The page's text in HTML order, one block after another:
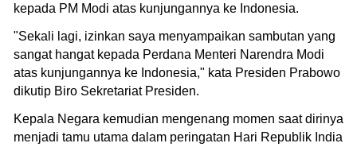
kepada PM Modi atas kunjungannya ke Indonesia.
"Sekali lagi, izinkan saya menyampaikan sambutan yang
sangat hangat kepada Perdana Menteri Narendra Modi
atas kunjungannya ke Indonesia," kata Presiden Prabowo
dikutip Biro Sekretariat Presiden.
Kepala Negara kemudian mengenang momen saat dirinya
menjadi tamu utama dalam peringatan Hari Republik India